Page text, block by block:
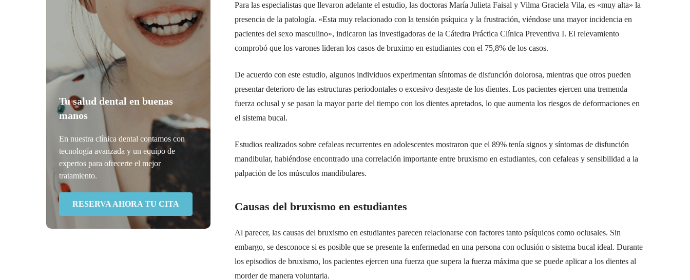
Tu salud dental en buenas
manos
En nuestra clínica dental contamos con
tecnología avanzada y un equipo de
expertos para ofrecerte el mejor
tratamiento.
RESERVA AHORA TU CITA
Para las especialistas que llevaron adelante el estudio, las doctoras María Julieta Faisal y Vilma Graciela Vila, es «muy alta» la
presencia de la patología. «Esta muy relacionado con la tensión psíquica y la frustración, viéndose una mayor incidencia en
pacientes del sexo masculino», indicaron las investigadoras de la Cátedra Práctica Clínica Preventiva I. El relevamiento
comprobó que los varones lideran los casos de bruximo en estudiantes con el 75,8% de los casos.
De acuerdo con este estudio, algunos individuos experimentan síntomas de disfunción dolorosa, mientras que otros pueden
presentar deterioro de las estructuras periodontales o excesivo desgaste de los dientes. Los pacientes ejercen una tremenda
fuerza oclusal y se pasan la mayor parte del tiempo con los dientes apretados, lo que aumenta los riesgos de deformaciones en
el sistema bucal.
Estudios realizados sobre cefaleas recurrentes en adolescentes mostraron que el 89% tenía signos y síntomas de disfunción
mandibular, habiéndose encontrado una correlación importante entre bruxismo en estudiantes, con cefaleas y sensibilidad a la
palpación de los músculos mandibulares.
Causas del bruxismo en estudiantes
Al parecer, las causas del bruxismo en estudiantes parecen relacionarse con factores tanto psíquicos como oclusales. Sin
embargo, se desconoce si es posible que se presente la enfermedad en una persona con oclusión o sistema bucal ideal. Durante
los episodios de bruxismo, los pacientes ejercen una fuerza que supera la fuerza máxima que se puede aplicar a los dientes al
morder de manera voluntaria.